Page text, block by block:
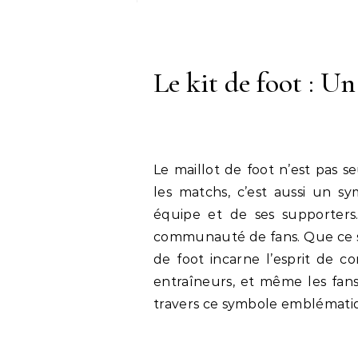
Le kit de foot :
Le maillot de foot n’est pas
les matchs, c’est aussi un
équipe et de ses
communauté de fans. Que
de foot incarne l’esprit de
entraîneurs, et même les
travers ce symbole